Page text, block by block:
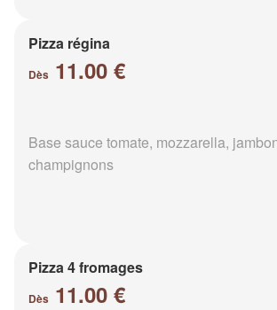
Pizza régina
Dès 11.00 €
Base sauce tomate, mozzarella,
champignons
Pizza 4 fromages
Dès 11.00 €